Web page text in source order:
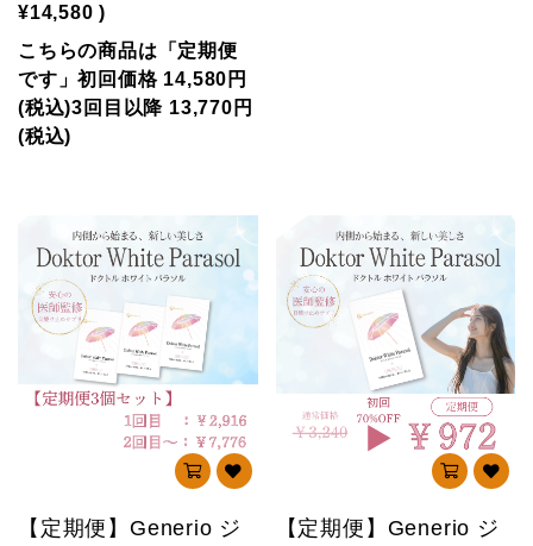
¥14,580 )
こちらの商品は「定期便
です」初回価格 14,580円
(税込)3回目以降 13,770円
(税込)
【定期便】Generio ジ
【定期便】Generio ジ